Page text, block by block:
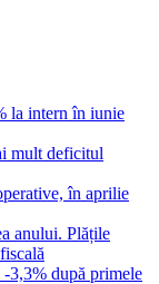
la intern în iunie
mult deficitul
în aprilie
anului. Plățile
-3,3% după primele